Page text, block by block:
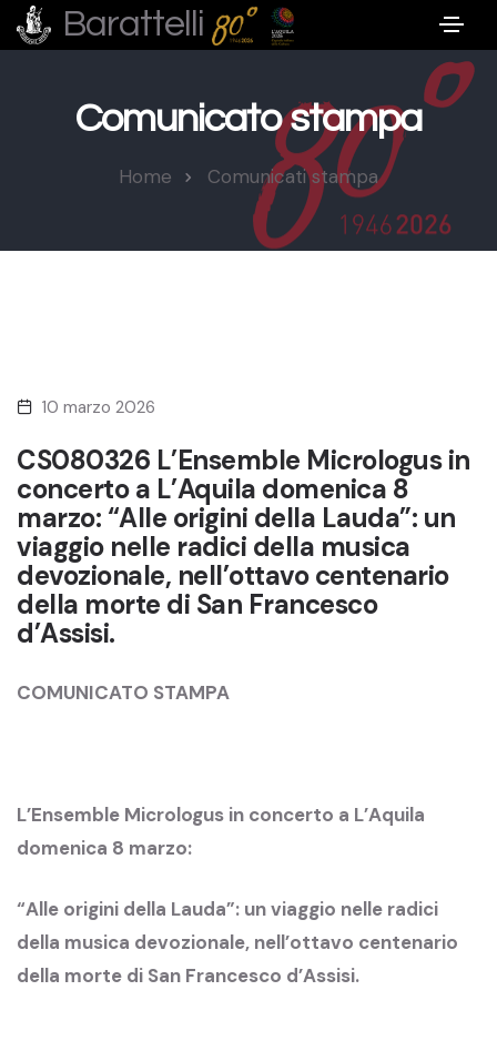
Barattelli
Comunicato stampa
Home Comunicati stampa
10 marzo 2026
CS080326 L’Ensemble Micrologus in
concerto a L’Aquila domenica 8
marzo: “Alle origini della Lauda”: un
viaggio nelle radici della musica
devozionale, nell’ottavo centenario
della morte di San Francesco
d’Assisi.
COMUNICATO STAMPA
L’Ensemble Micrologus in concerto a L’Aquila
domenica 8 marzo:
“Alle origini della Lauda”: un viaggio nelle radici
della musica devozionale, nell’ottavo centenario
della morte di San Francesco d’Assisi.